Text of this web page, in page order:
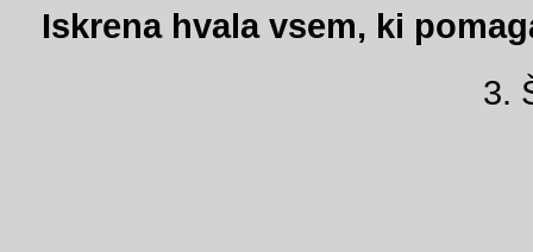
Iskrena hvala vsem, ki
3.